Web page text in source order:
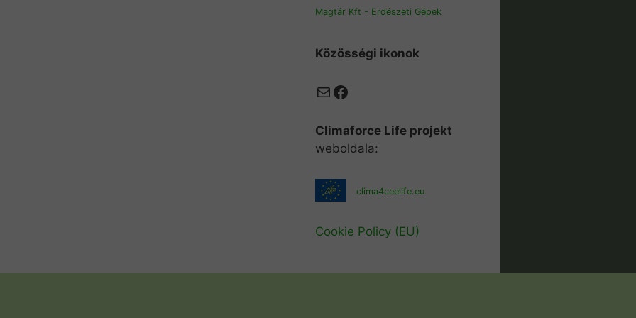
Magtár Kft - Erdészeti Gépek
Közösségi ikonok
MailFacebook
Climaforce Life projekt
weboldala:
clima4ceelife.eu
Cookie Policy (EU)